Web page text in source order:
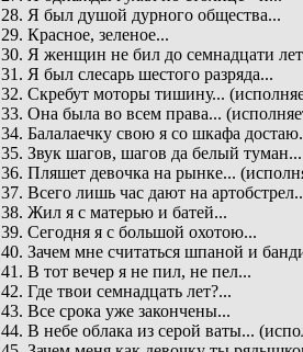
28. Я был душой дурного общества...
29. Красное, зеленое...
30. Я женщин не бил до семнадцати
31. Я был слесарь шестого разряда...
32. Скребут моторы тишину...
33. Она была во всем права...
34. Балалаечку свою я со шкафа
35. Звук шагов, шагов да белый
36. Пляшет девочка на рынке...
37. Всего лишь час дают на
38. Жил я с матерью и батей...
39. Сегодня я с большой охотою...
40. Зачем мне считаться шпаной и
41. В тот вечер я не пил, не пел...
42. Где твои семнадцать лет?...
43. Все срока уже закончены...
44. В небе облака из серой ваты...